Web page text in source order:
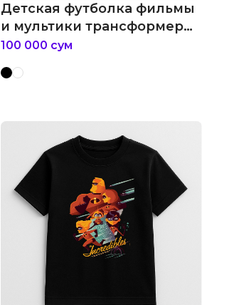
Детская футболка фильмы
и мультики трансформер
bumblebee
100 000 сум